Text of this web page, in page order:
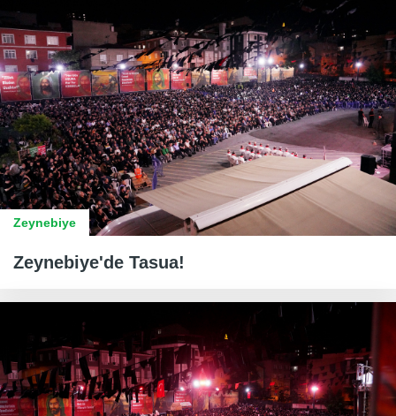
Zeynebiye
Zeynebiye'de Tasua!